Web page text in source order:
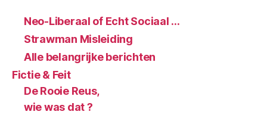
Neo-Liberaal of Echt Sociaal …
Strawman Misleiding
Alle belangrijke berichten
Fictie & Feit
De Rooie Reus,
wie was dat ?